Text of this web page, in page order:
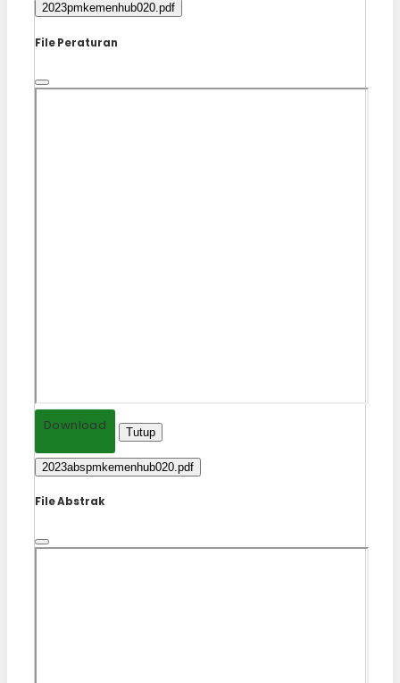
2023pmkemenhub020.pdf
File Peraturan
Download Tutup
2023abspmkemenhub020.pdf
File Abstrak